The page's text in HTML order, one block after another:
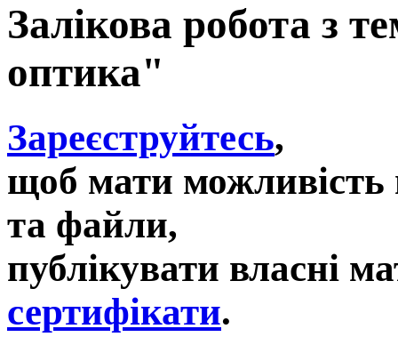
Залікова робота з
оптика"
Зареєструйтесь,
щоб мати можливість
та файли,
публікувати власні
сертифікати.